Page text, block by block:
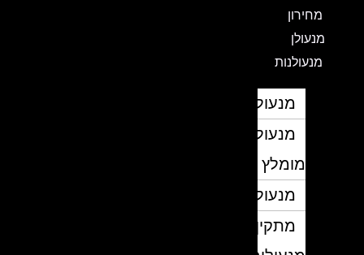
מחירון
מנעולן
מנעולנות
מנעולן
מנעולן
מומלץ
מנעולנים
מתקין